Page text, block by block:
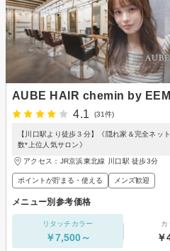
AUBE HAIR chemin by EEM
4.1
(31件)
【川口駅より徒歩３分】《隠れ家＆完全ネ
数*上位人気サロン》
アクセス：JR京浜東北線 川口駅 徒歩3分
ポイントが貯まる・使える メンズ歓迎
メニュー別参考価格
リタッチカラー
￥7,500～
カ
￥